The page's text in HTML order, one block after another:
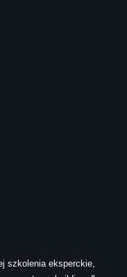
szkolenia eksperckie,